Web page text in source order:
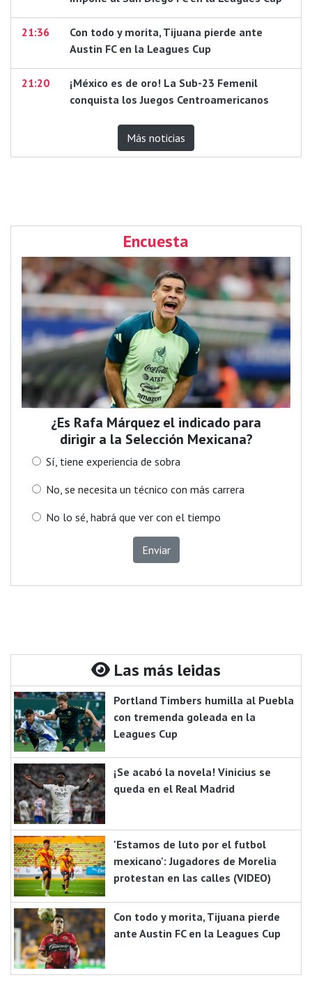
21:36
Con todo y morita, Tijuana pierde ante
Austin FC en la Leagues Cup
21:20
¡México es de oro! La Sub-23 Femenil
conquista los Juegos Centroamericanos
Más noticias
Encuesta
¿Es Rafa Márquez el indicado para
dirigir a la Selección Mexicana?
Sí, tiene experiencia de sobra
No, se necesita un técnico con más carrera
No lo sé, habrá que ver con el tiempo
Enviar
Las más leidas
Portland Timbers humilla al Puebla
con tremenda goleada en la
Leagues Cup
¡Se acabó la novela! Vinicius se
queda en el Real Madrid
'Estamos de luto por el futbol
mexicano': Jugadores de Morelia
protestan en las calles (VIDEO)
Con todo y morita, Tijuana pierde
ante Austin FC en la Leagues Cup